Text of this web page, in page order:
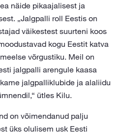
näide pikaajalisest ja
„Jalgpalli roll Eestis on
väikestest suurteni koos
kogu Eestit katva
võrgustiku. Meil on
jalgpalli arengule kaasa
jalgpalliklubide ja alaliidu
ütles Kilu.
on võimendanud palju
üks olulisem usk Eesti